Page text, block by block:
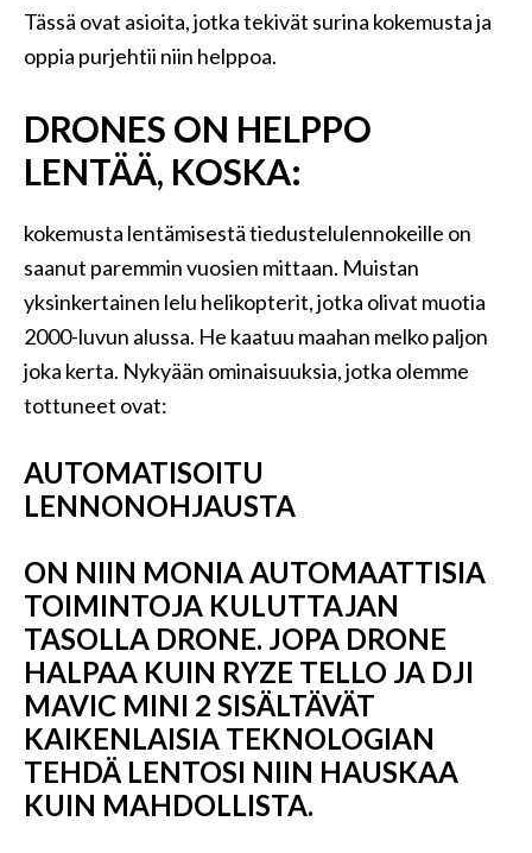
Tässä ovat asioita, jotka tekivät surina kokemusta ja
oppia purjehtii niin helppoa.
DRONES ON HELPPO
LENTÄÄ, KOSKA:
kokemusta lentämisestä tiedustelulennokeille on
saanut paremmin vuosien mittaan. Muistan
yksinkertainen lelu helikopterit, jotka olivat muotia
2000-luvun alussa. He kaatuu maahan melko paljon
joka kerta. Nykyään ominaisuuksia, jotka olemme
tottuneet ovat:
AUTOMATISOITU
LENNONOHJAUSTA
ON NIIN MONIA AUTOMAATTISIA
TOIMINTOJA KULUTTAJAN
TASOLLA DRONE. JOPA DRONE
HALPAA KUIN RYZE TELLO JA DJI
MAVIC MINI 2 SISÄLTÄVÄT
KAIKENLAISIA ​​TEKNOLOGIAN
TEHDÄ LENTOSI NIIN HAUSKAA
KUIN MAHDOLLISTA.